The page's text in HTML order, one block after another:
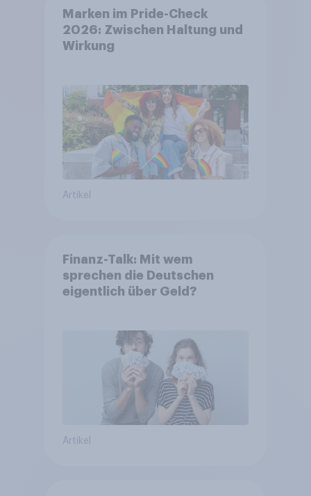
Marken im Pride-Check
2026: Zwischen Haltung und
Wirkung
Artikel
Finanz-Talk: Mit wem
sprechen die Deutschen
eigentlich über Geld?
Artikel